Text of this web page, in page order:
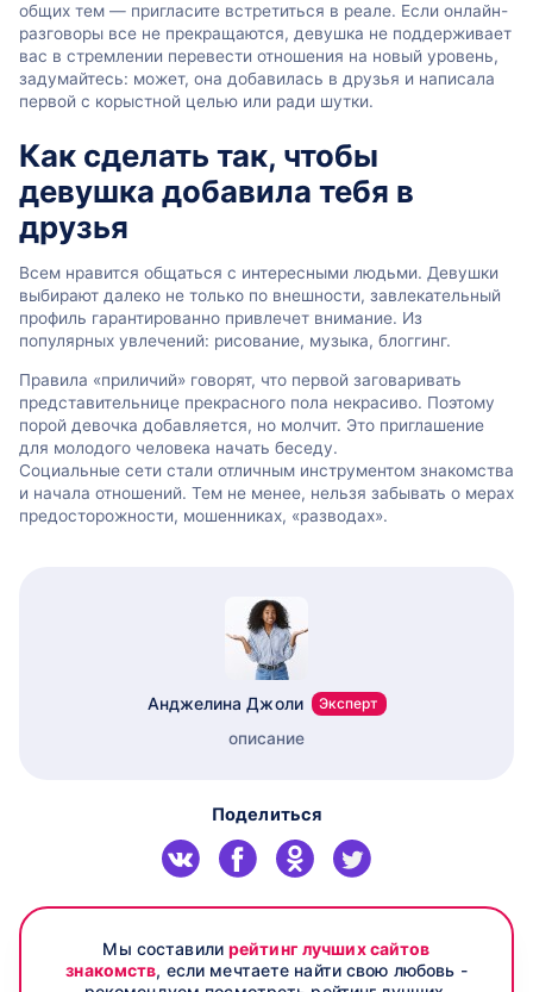
общих тем — пригласите встретиться в реале. Если онлайн-
разговоры все не прекращаются, девушка не поддерживает
вас в стремлении перевести отношения на новый уровень,
задумайтесь: может, она добавилась в друзья и написала
первой с корыстной целью или ради шутки.
Как сделать так, чтобы
девушка добавила тебя в
друзья
Всем нравится общаться с интересными людьми. Девушки
выбирают далеко не только по внешности, завлекательный
профиль гарантированно привлечет внимание. Из
популярных увлечений: рисование, музыка, блоггинг.
Правила «приличий» говорят, что первой заговаривать
представительнице прекрасного пола некрасиво. Поэтому
порой девочка добавляется, но молчит. Это приглашение
для молодого человека начать беседу.
Социальные сети стали отличным инструментом знакомства
и начала отношений. Тем не менее, нельзя забывать о мерах
предосторожности, мошенниках, «разводах».
Анджелина Джоли Эксперт
описание
Поделиться
Мы составилирейтинг лучших сайтов
знакомств, если мечтаете найти свою любовь -